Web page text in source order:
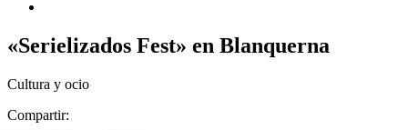
«Serielizados Fest» en Blanquerna
Cultura y ocio
Compartir: